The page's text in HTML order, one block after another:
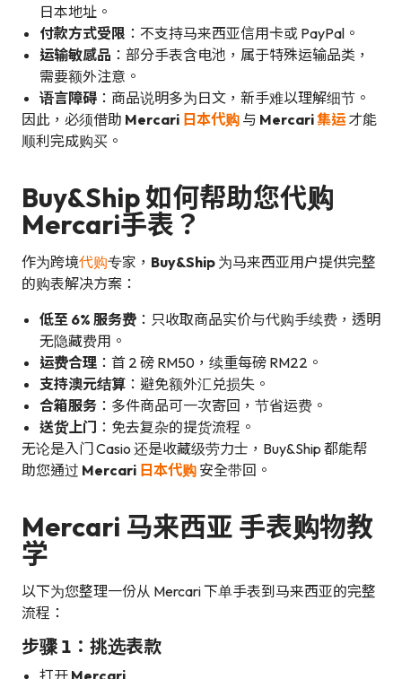
日本地址。
付款方式受限 ：不支持马来西亚信用卡或 PayPal。
运输敏感品 ：部分手表含电池，属于特殊运输品类，
需要额外注意。
语言障碍 ：商品说明多为日文，新手难以理解细节。
因此，必须借助 Mercari 日本代购 与 Mercari集运 才能
顺利完成购买。
Buy&Ship 如何帮助您代购
Mercari手表？
作为跨境代购专家， Buy&Ship 为马来西亚用户提供完整
的购表解决方案：
低至 6% 服务费 ：只收取商品实价与代购手续费，透明
无隐藏费用。
运费合理 ：首 2 磅 RM50，续重每磅 RM22。
支持澳元结算 ：避免额外汇兑损失。
合箱服务 ：多件商品可一次寄回，节省运费。
送货上门 ：免去复杂的提货流程。
无论是入门 Casio 还是收藏级劳力士，Buy&Ship 都能帮
助您通过 Mercari 日本代购 安全带回。
Mercari 马来西亚 手表购物教
学
以下为您整理一份从 Mercari 下单手表到马来西亚的完整
流程：
步骤 1：挑选表款
打开 Mercari